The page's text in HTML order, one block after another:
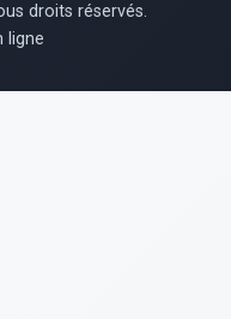
droits réservés.
ligne